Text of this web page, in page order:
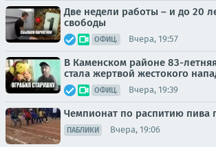
Две недели работы – и до 20
свободы
ОФИЦ. Вчера, 19:57
В Каменском районе 83-
стала жертвой жестокого
ОФИЦ. Вчера, 19:39
Чемпионат по распитию пива
ПАБЛИКИ Вчера, 19:06